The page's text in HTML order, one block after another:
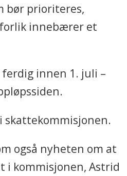
bør prioriteres,
innebærer et
innen 1. juli –
skattekommisjonen.
også nyheten om at
i kommisjonen, Astrid